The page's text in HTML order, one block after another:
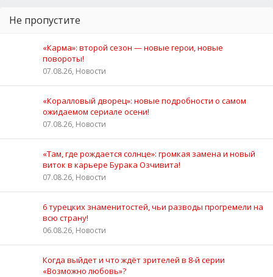
Не пропустите
«Карма»: второй сезон — новые герои, новые
повороты!
07.08.26, Новости
«Коралловый дворец»: новые подробности о самом
ожидаемом сериале осени!
07.08.26, Новости
«Там, где рождается солнце»: громкая замена и новый
виток в карьере Бурака Озчивита!
07.08.26, Новости
6 турецких знаменитостей, чьи разводы прогремели на
всю страну!
06.08.26, Новости
Когда выйдет и что ждёт зрителей в 8-й серии
«Возможно любовь»?